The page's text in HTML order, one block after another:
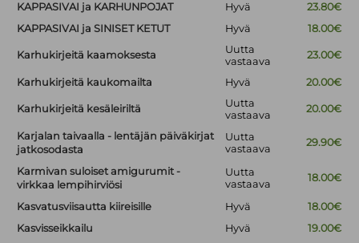
KAPPASIVAI ja KARHUNPOJAT Hyvä
23.80€
KAPPASIVAI ja SINISET KETUT
Hyvä 18.00€
Karhukirjeitä kaamoksesta
Uutta
vastaava
23.00€
Karhukirjeitä kaukomailta Hyvä 20.00€
Karhukirjeitä kesäleiriltä
Uutta
vastaava
20.00€
Karjalan taivaalla - lentäjän päiväkirjat
jatkosodasta
Uutta
vastaava
29.90€
Karmivan suloiset amigurumit -
virkkaa lempihirviösi
Uutta
vastaava
18.00€
Kasvatusviisautta kiireisille Hyvä
18.00€
Kasvisseikkailu
Hyvä
19.00€